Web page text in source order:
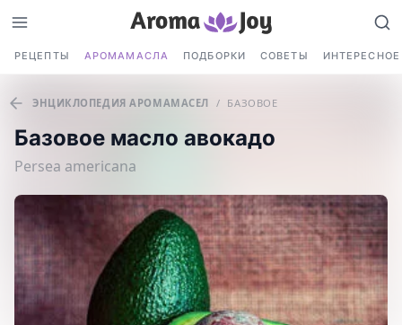
РЕЦЕПТЫ АРОМАМАСЛА ПОДБОРКИ СОВЕТЫ ИНТЕРЕСНОЕ
ЭНЦИКЛОПЕДИЯ АРОМАМАСЕЛ / БАЗОВОЕ
Базовое масло авокадо
Persea americana